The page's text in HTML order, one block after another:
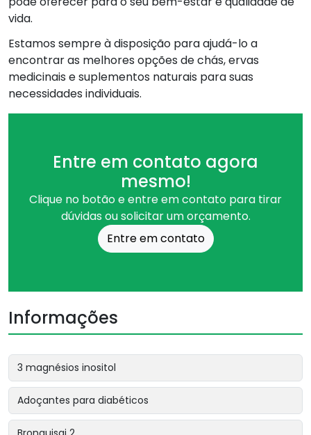
vida.
Estamos sempre à disposição para ajudá-lo a
encontrar as melhores opções de chás, ervas
medicinais e suplementos naturais para suas
necessidades individuais.
Entre em contato agora
mesmo!
Clique no botão e entre em contato para tirar
dúvidas ou solicitar um orçamento.
Entre em contato
Informações
3 magnésios inositol
Adoçantes para diabéticos